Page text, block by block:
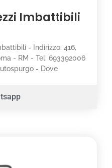
Imbattibili
- Indirizzo: 416,
- RM - Tel: 693392006
- Dove